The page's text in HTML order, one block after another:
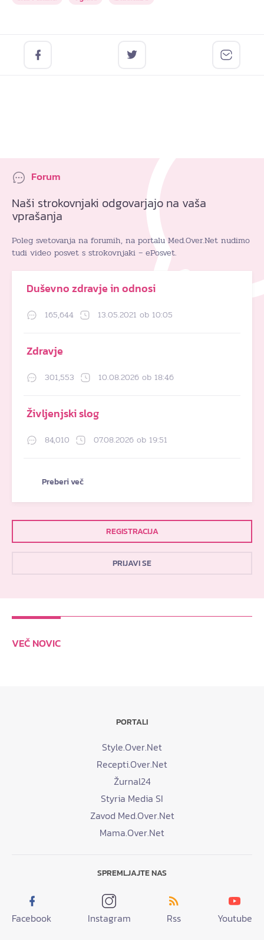
Forum
Naši strokovnjaki odgovarjajo na vaša
vprašanja
Poleg svetovanja na forumih, na portalu Med.Over.Net nudimo
tudi video posvet s strokovnjaki – ePosvet.
Duševno zdravje in odnosi
165,644 13.05.2021 ob 10:05
Zdravje
301,553 10.08.2026 ob 18:46
Življenjski slog
84,010 07.08.2026 ob 19:51
Preberi več
REGISTRACIJA
PRIJAVI SE
VEČ NOVIC
PORTALI
Style.Over.Net
Recepti.Over.Net
Žurnal24
Styria Media SI
Zavod Med.Over.Net
Mama.Over.Net
SPREMLJAJTE NAS
Facebook Instagram Rss Youtube